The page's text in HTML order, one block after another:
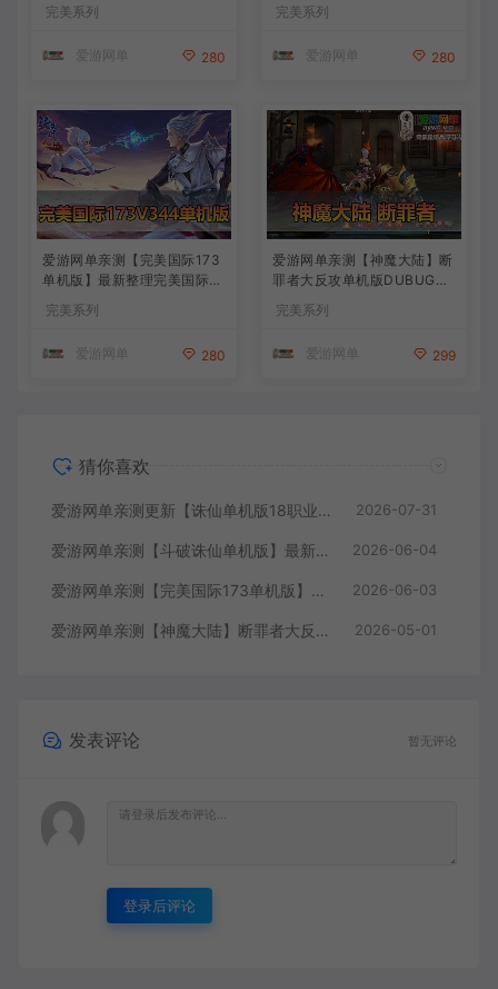
物品装备点券 配套工具大全
+手工端文本教学
完美系列
爱游网单 280
虚拟机一键端+手工端文本教
完美系列
爱游网单 280
爱游网单亲测【完美国际173
单机版】最新整理完美国际17
3V344新15职业鸿利商城版
装备精炼128倍 视频安装教学
完美系列
爱游网单 280
爱游网单亲测【神魔大陆】断
罪者大反攻单机版DUBUG命
令可发物品道具装备叶子虚拟
机一键端视频安装教学
完美系列
爱游网单 299
猜你喜欢
爱游网单亲测更新【诛仙单机版18职业】最新整理桃源诛仙精修第4版 配套GM工具可发物品装备点券 配套工具大全 虚拟机一键端 视频安装教学+手工端文本教学 2026-07-31
爱游网单亲测【斗破诛仙单机版】最新整理18职业超变 带GM物品后台 通用视频安装教学虚拟机一键端+手工端文本教学 2026-06-04
爱游网单亲测【完美国际173单机版】最新整理完美国际173V344新15职业鸿利商城版装备精炼128倍 视频安装教学 虚拟机一键端 2026-06-03
爱游网单亲测【神魔大陆】断罪者大反攻单机版DUBUG命令可发物品道具装备叶子虚拟机一键端视频安装教学 2026-05-01
发表评论 暂无评论
登录后评论